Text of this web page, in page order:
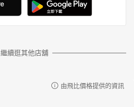
繼續逛其他店舖
由飛比價格提供的資訊